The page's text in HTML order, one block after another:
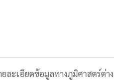
อียดข้อมูลทางภูมิศาสตร์ต่าง